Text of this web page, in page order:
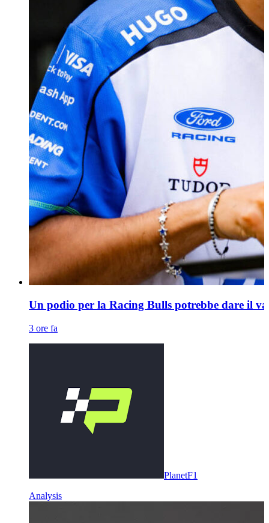
Un podio per la Racing Bulls potrebbe dare il
3 ore fa
PlanetF1
Analysis